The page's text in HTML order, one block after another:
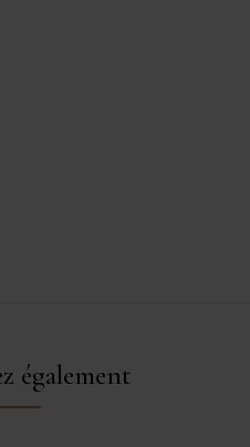
également